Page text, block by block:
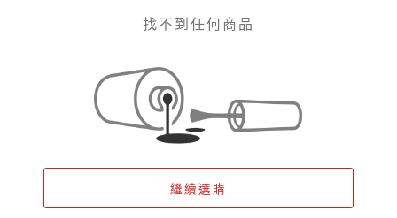
找不到任何商品
繼續選購